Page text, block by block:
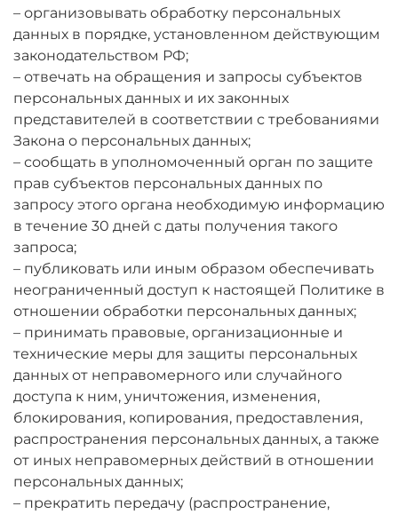
– организовывать обработку персональных
данных в порядке, установленном действующим
законодательством РФ;
– отвечать на обращения и запросы субъектов
персональных данных и их законных
представителей в соответствии с требованиями
Закона о персональных данных;
– сообщать в уполномоченный орган по защите
прав субъектов персональных данных по
запросу этого органа необходимую информацию
в течение 30 дней с даты получения такого
запроса;
– публиковать или иным образом обеспечивать
неограниченный доступ к настоящей Политике в
отношении обработки персональных данных;
– принимать правовые, организационные и
технические меры для защиты персональных
данных от неправомерного или случайного
доступа к ним, уничтожения, изменения,
блокирования, копирования, предоставления,
распространения персональных данных, а также
от иных неправомерных действий в отношении
персональных данных;
– прекратить передачу (распространение,